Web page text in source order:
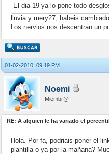
El dia 19 ya lo pone todo
lluvia y mery27, habeis
Los nervios nos descentran un
01-02-2010, 09:19 PM
Noemi
Miembr@
RE: A alguien le ha variado el
Hola. Por fa, podriais poner el
plantilla o ya por la mañana?